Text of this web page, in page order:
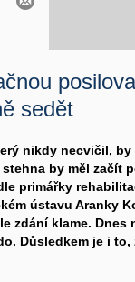
sedět
nikdy necvičil,
stehna by měl začít
primářky
ústavu Aranky
zdání klame.
Důsledkem je i to,